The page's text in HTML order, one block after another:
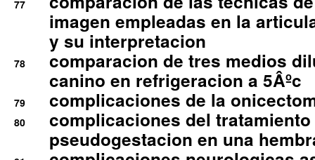
77
imagen empleadas en la
y su interpretacion
78
comparacion de tres medios
canino en refrigeracion a 5Âºc
79 complicaciones de la
80
complicaciones del
pseudogestacion en una